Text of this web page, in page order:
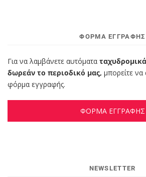
ΦΌΡΜΑ ΕΓΓΡΑΦΉΣ
Για να λαμβάνετε αυτόματα
δωρεάν το περιοδικό μας, μπορείτε
φόρμα εγγραφής.
ΦΟΡΜΑ ΕΓΓΡΑΦΗΣ
NEWSLETTER